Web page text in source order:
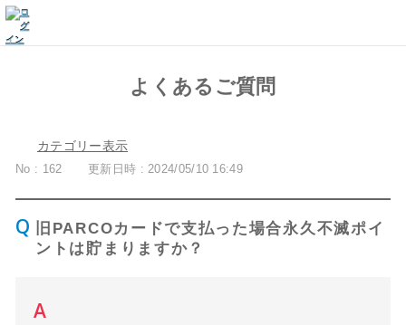
よくあるご質問
カテゴリー表示
No : 162 更新日時 : 2024/05/10 16:49
旧PARCOカードで支払った場合永久不滅ポイ
ントは貯まりますか？